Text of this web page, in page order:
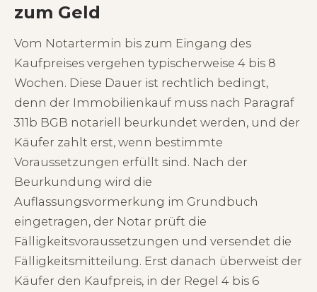
zum Geld
Vom Notartermin bis zum Eingang des
Kaufpreises vergehen typischerweise 4 bis 8
Wochen. Diese Dauer ist rechtlich bedingt,
denn der Immobilienkauf muss nach Paragraf
311b BGB notariell beurkundet werden, und der
Käufer zahlt erst, wenn bestimmte
Voraussetzungen erfüllt sind. Nach der
Beurkundung wird die
Auflassungsvormerkung im Grundbuch
eingetragen, der Notar prüft die
Fälligkeitsvoraussetzungen und versendet die
Fälligkeitsmitteilung. Erst danach überweist der
Käufer den Kaufpreis, in der Regel 4 bis 6